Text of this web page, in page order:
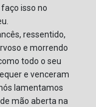
isso no
ressentido,
e morrendo
todo o seu
e venceram
lamentamos
mão aberta na